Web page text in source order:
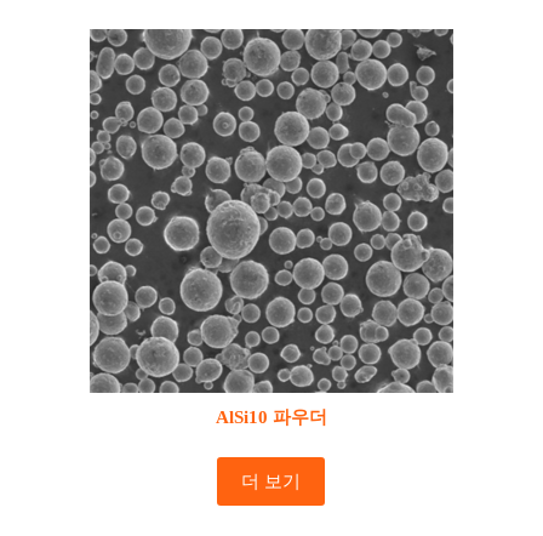
AlSi10 파우더
더 보기